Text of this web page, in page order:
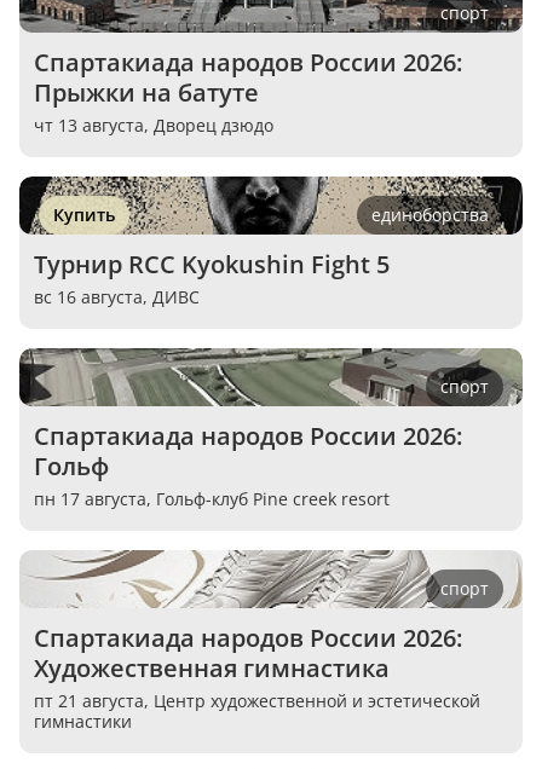
спорт
Спартакиада народов России 2026:
Прыжки на батуте
чт 13 августа, Дворец дзюдо
Купить единоборства
Турнир RCC Kyokushin Fight 5
вс 16 августа, ДИВС
спорт
Спартакиада народов России 2026:
Гольф
пн 17 августа, Гольф-клуб Pine creek resort
спорт
Спартакиада народов России 2026:
Художественная гимнастика
пт 21 августа, Центр художественной и эстетической
гимнастики